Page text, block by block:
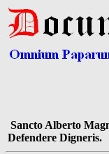
Sancto Alberto
Defendere Digneris.